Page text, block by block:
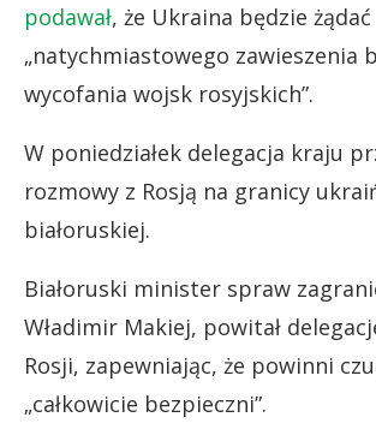
podawał, że Ukraina będzie żądać
„natychmiastowego zawieszenia
wycofania wojsk rosyjskich”.
W poniedziałek delegacja kraju
rozmowy z Rosją na granicy
białoruskiej.
Białoruski minister spraw
Władimir Makiej, powitał
Rosji, zapewniając, że powinni
„całkowicie bezpieczni”.